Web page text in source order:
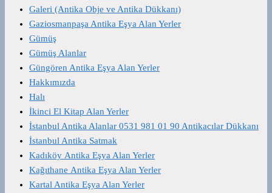
Galeri (Antika Obje ve Antika Dükkanı)
Gaziosmanpaşa Antika Eşya Alan Yerler
Gümüş
Gümüş Alanlar
Güngören Antika Eşya Alan Yerler
Hakkımızda
Halı
İkinci El Kitap Alan Yerler
İstanbul Antika Alanlar 0531 981 01 90 Antikacılar Dükkanı
İstanbul Antika Satmak
Kadıköy Antika Eşya Alan Yerler
Kağıthane Antika Eşya Alan Yerler
Kartal Antika Eşya Alan Yerler